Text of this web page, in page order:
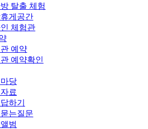
탈출 체험
게공간
체험관
예약
예약확인
당
료
하기
는질문
범